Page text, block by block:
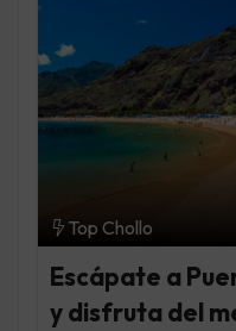
Top Chollo
Escápate a
y disfruta del